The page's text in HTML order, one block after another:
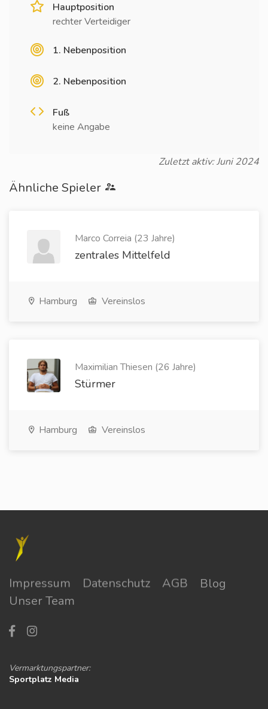
Hauptposition
rechter Verteidiger
1. Nebenposition
2. Nebenposition
Fuß
keine Angabe
Zuletzt aktiv: Juni 2024
Ähnliche Spieler
Marco Correia (23 Jahre)
zentrales Mittelfeld
Hamburg Vereinslos
Maximilian Thiesen (26 Jahre)
Stürmer
Hamburg Vereinslos
Impressum Datenschutz AGB
Blog
Unser Team
Vermarktungspartner:
Sportplatz Media